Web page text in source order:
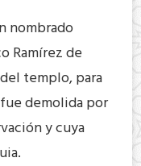
nombrado
Ramírez de
templo, para
demolida por
y cuya